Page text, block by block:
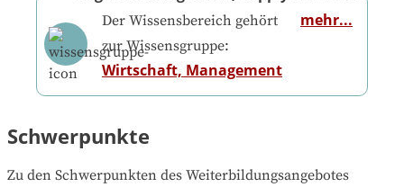
Der Wissensbereich gehört
zur Wissensgruppe:
Wirtschaft, Management
mehr...
Schwerpunkte
Zu den Schwerpunkten des Weiterbildungsangebotes